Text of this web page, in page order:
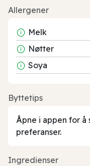
Allergener
Melk
Nøtter
Soya
Byttetips
Åpne i appen for
preferanser.
Ingredienser